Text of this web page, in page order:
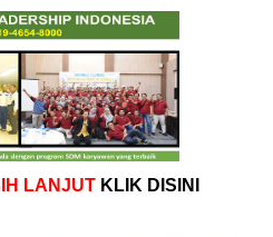
LANJUT KLIK DISINI